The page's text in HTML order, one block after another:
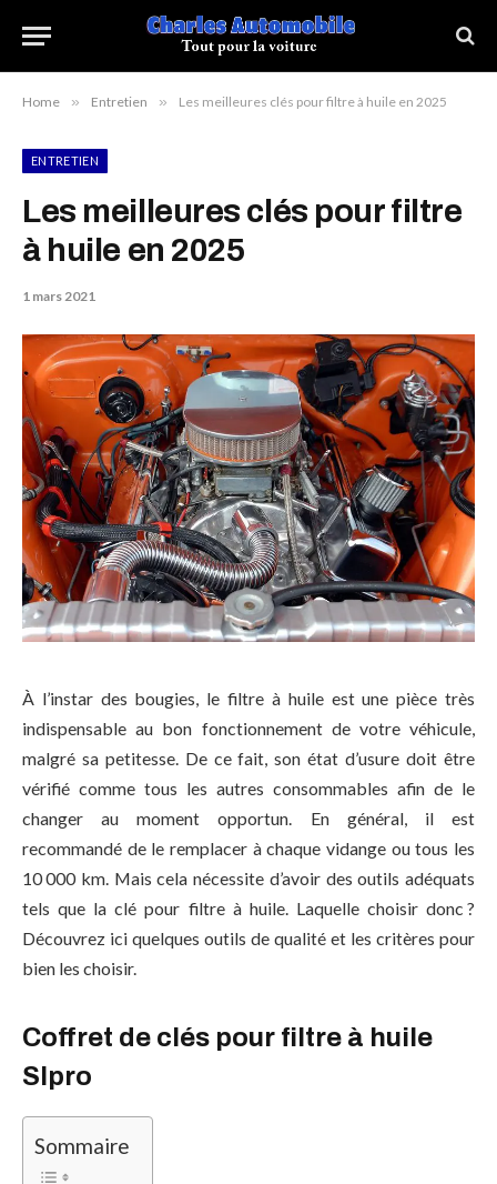
Home » Entretien » Les meilleures clés pour filtre à huile en 2025
ENTRETIEN
Les meilleures clés pour filtre
à huile en 2025
1 mars 2021
À l’instar des bougies, le filtre à huile est une pièce très
indispensable au bon fonctionnement de votre véhicule,
malgré sa petitesse. De ce fait, son état d’usure doit être
vérifié comme tous les autres consommables afin de le
changer au moment opportun. En général, il est
recommandé de le remplacer à chaque vidange ou tous les
10 000 km. Mais cela nécessite d’avoir des outils adéquats
tels que la clé pour filtre à huile. Laquelle choisir donc ?
Découvrez ici quelques outils de qualité et les critères pour
bien les choisir.
Coffret de clés pour filtre à huile
Slpro
Sommaire